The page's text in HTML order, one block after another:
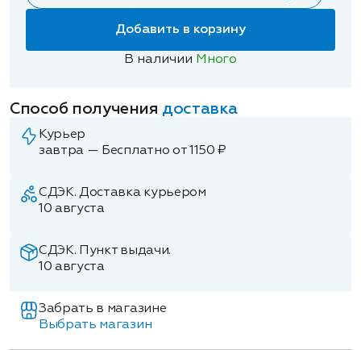
Добавить в корзину
В наличии Много
Способ получения доставка
Курьер
завтра — Бесплатно от 1150 ₽
СДЭК. Доставка курьером
10 августа
СДЭК. Пункт выдачи.
10 августа
Забрать в магазине
Выбрать магазин